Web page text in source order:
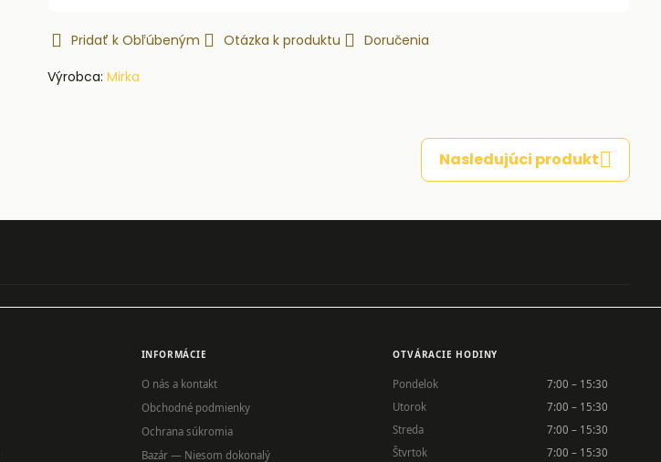
Pridať k Obľúbeným Otázka k produktu
Doručenia
Výrobca: Mirka
Nasledujúci produkt
INFORMÁCIE
O nás a kontakt
Obchodné podmienky
Ochrana súkromia
Bazár — Niesom dokonalý
OTVÁRACIE HODINY
Pondelok
7:00 – 15:30
Utorok
7:00 – 15:30
Streda
7:00 – 15:30
Štvrtok
7:00 – 15:30